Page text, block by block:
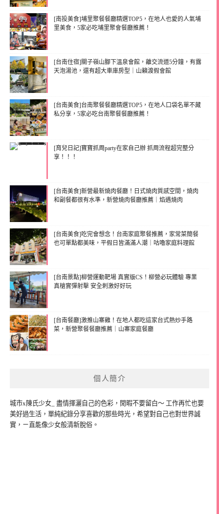
[南投美食]埔里聚餐餐廳精選TOP5，在地人也愛的人氣埔
里美食，5家必吃埔里聚會餐廳推薦！
[台南住宿]關子嶺山腳下溫泉會館，離交流道5分鐘，有露
天泡湯池，還有超大車庫房型｜山籟渡假會館
[台南美食]台南聚餐餐廳精選TOP5，在地人口袋名單不藏
私分享，5家必吃台南聚餐餐廳推薦！
[育兒日記]寶寶抓周party在家自己辦 抓周流程超完整分
享！！！
[台南美食]新營最新燒肉餐廳！日式燒肉質感空間，燒肉
和副餐都很有水準，新營燒肉餐廳推薦｜焰遇燒肉
[台南美食]吃完會想念！台南家庭聚餐推薦，家常菜簡餐
也可單點都美味，平假日皆滿滿人潮｜咕嚕家庭料理館
[台南景點]柳營運動靶場 真實版CS！柳營必玩體驗 專業
真槍實彈射擊 安全刺激好好玩
[台南餐廳]激推山寨雞！在地人都吃這家台式熱炒手路
菜，新營聚餐餐廳推薦｜山寨家庭餐廳
個人簡介
城市x陳氏少女_ 盡情揮灑自己的色彩，閒暇不要留白～ 工作再忙也要
美好過生活，單純紀錄分享喜歡的那些時光，希望對自己也對世界誠
實，ㄧ直能像少女般清新脫俗。